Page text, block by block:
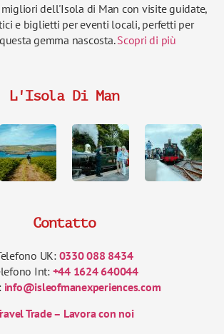
dell'Isola di Man con visite guidate,
e biglietti per eventi locali, perfetti per
gemma nascosta.Scopri di più
L'Isola Di Man
Contatto
UK: 0330 088 8434
Int: +44 1624 640044
info@isleofmanexperiences.com
Trade – Lavora con noi